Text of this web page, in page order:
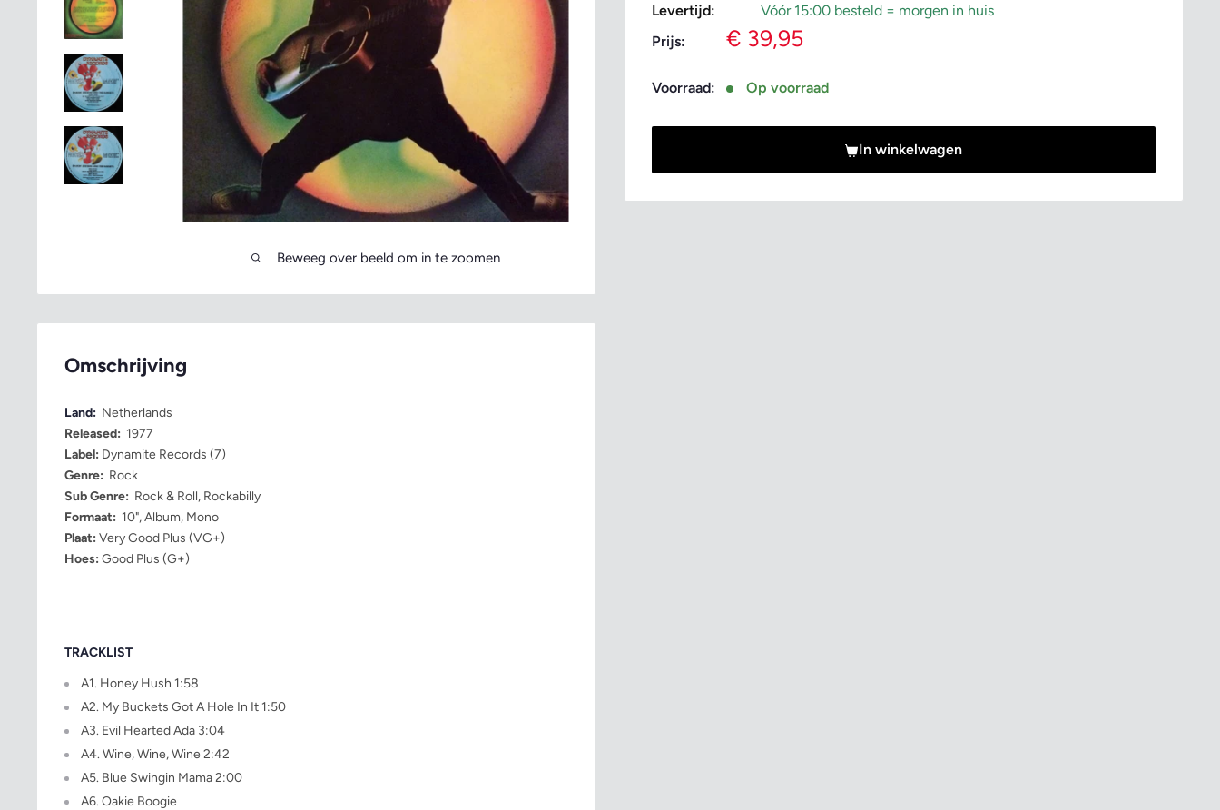
Beweeg over beeld om in te zoomen
Levertijd:
Vóór 15:00 besteld = morgen in huis
Prijs:
Verkoopprijs
€ 39,95
Voorraad: Op voorraad
In winkelwagen
Omschrijving
Land: Netherlands
Released: 1977
Label: Dynamite Records (7)
Genre: Rock
Sub Genre: Rock & Roll, Rockabilly
Formaat: 10", Album, Mono
Plaat: Very Good Plus (VG+)
Hoes: Good Plus (G+)
TRACKLIST
A1. Honey Hush 1:58
A2. My Buckets Got A Hole In It 1:50
A3. Evil Hearted Ada 3:04
A4. Wine, Wine, Wine 2:42
A5. Blue Swingin Mama 2:00
A6. Oakie Boogie